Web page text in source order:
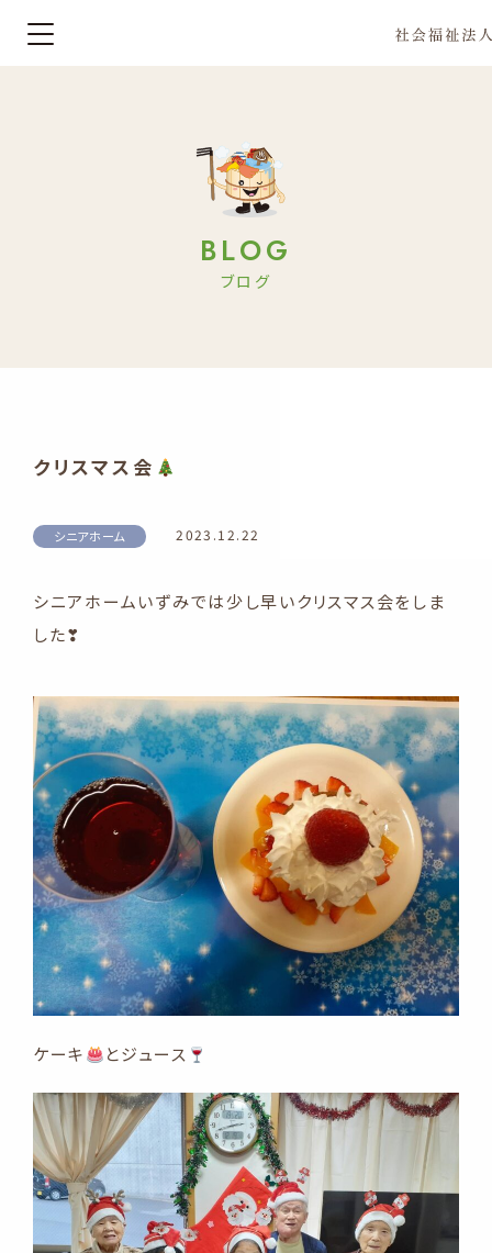
BLOG
ブログ
クリスマス会
シニアホーム 2023.12.22
シニアホームいずみでは少し早いクリスマス会をしま
した❣
ケーキ とジュース